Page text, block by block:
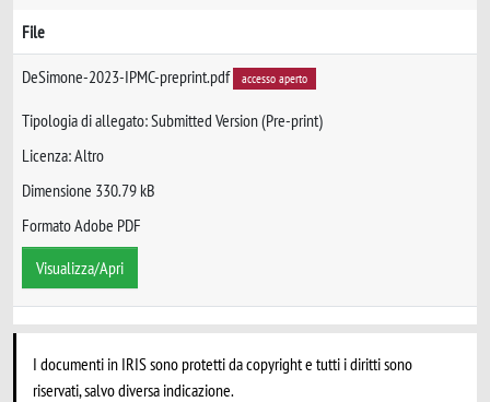
File
DeSimone-2023-IPMC-preprint.pdf accesso aperto
Tipologia di allegato: Submitted Version (Pre-print)
Licenza: Altro
Dimensione 330.79 kB
Formato Adobe PDF
Visualizza/Apri
I documenti in IRIS sono protetti da copyright e tutti i diritti sono
riservati, salvo diversa indicazione.